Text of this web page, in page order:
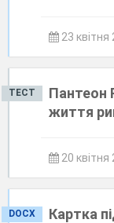
23 квітня
ТЕСТ
Пантеон
життя
20 квітня
DOCX
Картка